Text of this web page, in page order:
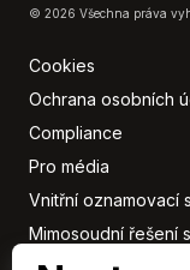
Posilovač
Senzor
Senzor
Senzor tlaku
Stabilizace
Start-stop
Startování
© 2026 Všechna práva
Cookies
Ochrana osobních
Compliance
Pro média
Vnitřní oznamovací
Mimosoudní řešení